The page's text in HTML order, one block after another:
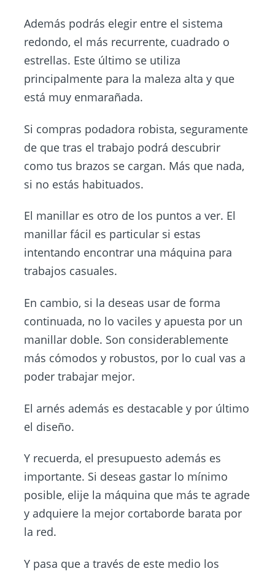
Además podrás elegir entre el sistema
redondo, el más recurrente, cuadrado o
estrellas. Este último se utiliza
principalmente para la maleza alta y que
está muy enmarañada.
Si compras podadora robista, seguramente
de que tras el trabajo podrá descubrir
como tus brazos se cargan. Más que nada,
si no estás habituados.
El manillar es otro de los puntos a ver. El
manillar fácil es particular si estas
intentando encontrar una máquina para
trabajos casuales.
En cambio, si la deseas usar de forma
continuada, no lo vaciles y apuesta por un
manillar doble. Son considerablemente
más cómodos y robustos, por lo cual vas a
poder trabajar mejor.
El arnés además es destacable y por último
el diseño.
Y recuerda, el presupuesto además es
importante. Si deseas gastar lo mínimo
posible, elije la máquina que más te agrade
y adquiere la mejor cortaborde barata por
la red.
Y pasa que a través de este medio los